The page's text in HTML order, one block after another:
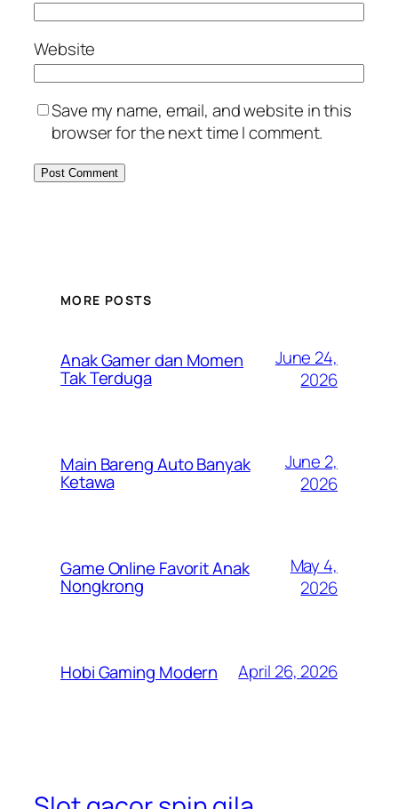
Website
Save my name, email, and website in this
browser for the next time I comment.
MORE POSTS
Anak Gamer dan Momen
Tak Terduga
June 24,
2026
Main Bareng Auto Banyak
Ketawa
June 2,
2026
Game Online Favorit Anak
Nongkrong
May 4,
2026
Hobi Gaming Modern April 26, 2026